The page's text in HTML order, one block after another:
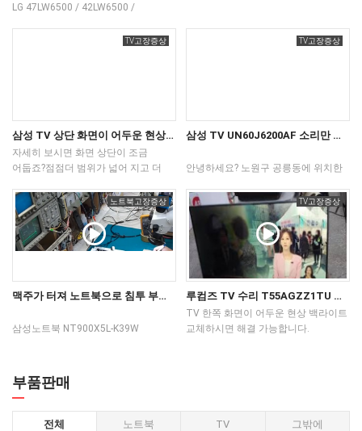
LG 47LW6500 / 42LW6500 /
/ 55LX9500 외전원은 켜지지만
키보드LED만 켜지고 화면이 안나와요.
TV고장증상
삼성 TV 상단 화면이 어두운 현상. 백라이트고장이 원인 입니다.
자세히 보시면 화면 상단이 조금
어둡죠?점점더 범위가 넓어 지고 더
백라이트 올교체 받으시면 됩니다.
아래 링크를 누르시면 패널 내부
백라이트 구조를 확인 할수
있습니다.http://hwsuri.com/bbs/board.php?
TV고장증상
삼성 TV UN60J6200AF 소리만 나고 화면이 나오지 않는현상 으로 백라이트교체 작업
안녕하세요? 노원구 공릉동에 위치한
이번에 입고된 삼성60인치 해외직구
TV 백라이트교체하면서 작업과정을
동영상으로 담아보았어요.
자가수리하실분께 작은 도움이라도
되었으면 합니다.
노트북고장증상
맥주가 터져 노트북으로 침투 부식 삼성 침수 노트북 900X 시리즈초음파세척후 메인보드수리 과정
삼성노트북 NT900X5L-K39W
파손되어
맥주가 흠뻑 들어갔습니다. 전원이
다녀오시고 메인보드 교체판정을
TV고장증상
루컴즈 TV 수리 T55AGZZ1TU 한쪽 화면이 어두워요. 대우씨엔디 55인치
TV 한쪽 화면이 어두운 현상 백라이트
교체하시면 해결 가능합니다.
부품판매
전체 노트북 TV 그밖에